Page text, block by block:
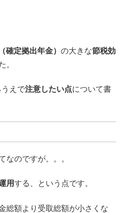
確定拠出年金） の大きな節税効
。
えで注意したい点について書
なのですが。。。
用する、という点です。
金総額より受取総額が小さくな